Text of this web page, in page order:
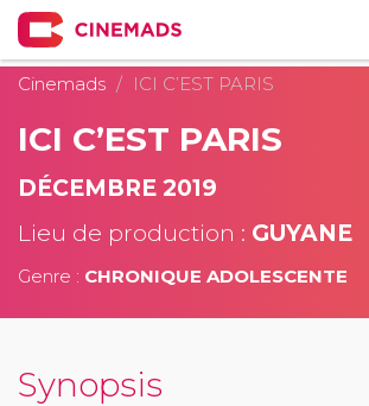
Cinemads
ICI C’EST PARIS
ICI C’EST PARIS
DÉCEMBRE 2019
Lieu de production : GUYANE
Genre : CHRONIQUE ADOLESCENTE
Synopsis